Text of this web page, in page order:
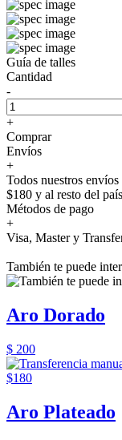
Guía de talles
Cantidad
-
+
Comprar
Envíos
+
Todos nuestros
$180 y al resto del
Métodos de pago
+
Visa, Master y
También te puede
Aro Dorado
$ 200
$180
Aro Plateado